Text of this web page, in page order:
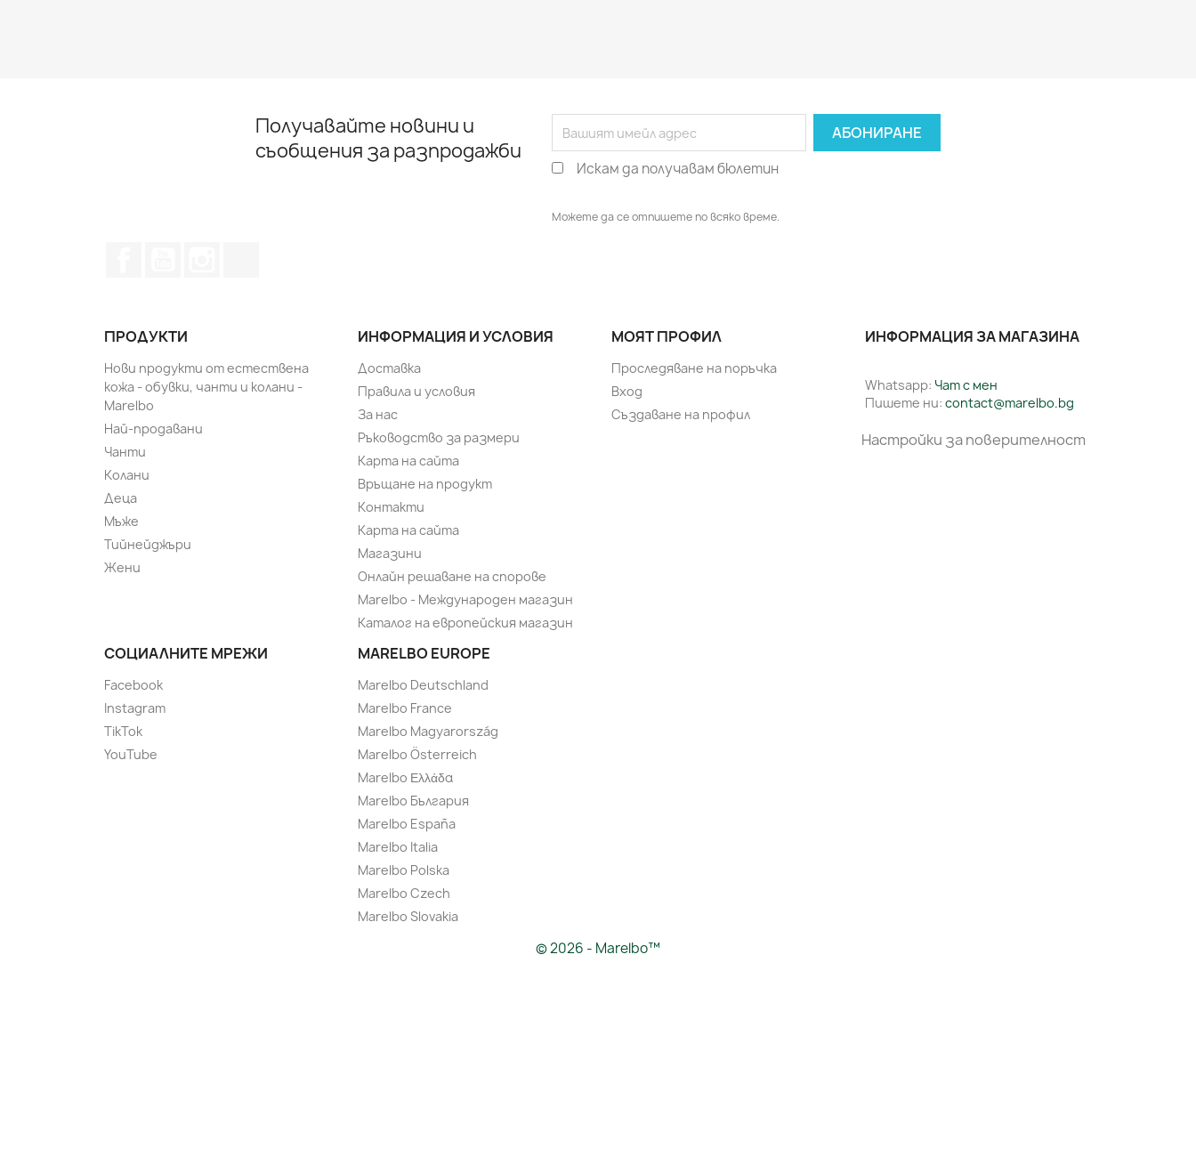
Получавайте новини и
съобщения за разпродажби
Искам да получавам бюлетин
Можете да се отпишете по всяко време.
ПРОДУКТИ
Нови продукти от естествена
кожа - обувки, чанти и колани -
Marelbo
Най-продавани
Чанти
Колани
Деца
Мъже
Тийнейджъри
Жени
ИНФОРМАЦИЯ И УСЛОВИЯ
Доставка
Правила и условия
За нас
Ръководство за размери
Карта на сайта
Връщане на продукт
Контакти
Карта на сайта
Магазини
Онлайн решаване на спорове
Marelbo - Международен магазин
Каталог на европейския магазин
СОЦИАЛНИТЕ МРЕЖИ
Facebook
Instagram
TikTok
YouTube
MARELBO EUROPE
Marelbo Deutschland
Marelbo France
Marelbo Magyarország
Marelbo Österreich
Marelbo Ελλάδα
Marelbo България
Marelbo España
Marelbo Italia
Marelbo Polska
Marelbo Czech
Marelbo Slovakia
МОЯТ ПРОФИЛ
Проследяване на поръчка
Вход
Създаване на профил
ИНФОРМАЦИЯ ЗА МАГАЗИНА
Whatsapp: Чат с мен
Пишете ни: contact@marelbo.bg
Настройки за поверителност
© 2026 - Marelbo™